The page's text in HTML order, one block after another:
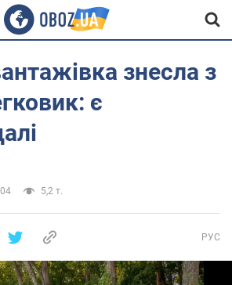
знесла з
є
5,2 т.
РУС